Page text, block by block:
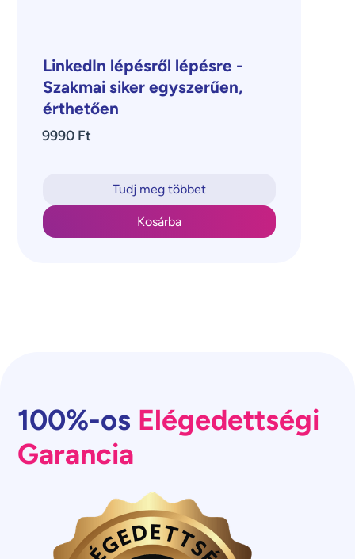
LinkedIn lépésről lépésre -
Szakmai siker egyszerűen,
érthetően
9990 Ft
Tudj meg többet
100%-os Elégedettségi
Garancia